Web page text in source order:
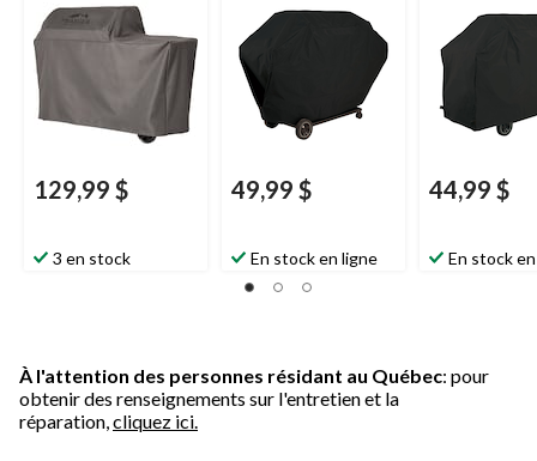
longueur, noir
129,99 $
3 en stock
49,99 $
En stock en ligne
44,99 $
En stock
À l'attention des personnes résidant au Québec: pour
obtenir des renseignements sur l'entretien et la
réparation, cliquez ici.